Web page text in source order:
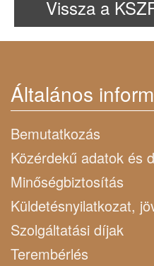
Vissza a
Általános
Bemutatkozás
Közérdekű adatok és
Minőségbiztosítás
Küldetésnyilatkozat,
Szolgáltatási díjak
Terembérlés